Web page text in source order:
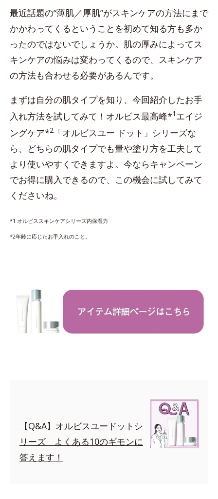
最近話題の“薄肌／厚肌”がスキンケアの方法にまで
かかわってくるということを初めて知る方も多か
ったのではないでしょうか。肌の厚みによってス
キンケアの悩みは変わってくるので、スキンケア
の方法も合わせる必要があるんです。
まずは自分の肌タイプを知り、今回紹介したお手
入れ方法を試してみて！オルビス最高峰*1 エイジ
ングケア*2 「オルビスユー ドット」シリーズな
ら、どちらの肌タイプでも量や塗り方を工夫して
より使いやすくできますよ。今ならキャンペーン
でお得に購入できるので、この機会に試してみて
くださいね。
*1 オルビススキンケアシリーズ内保湿力
*2年齢に応じたお手入れのこと。
【Q&A】オルビスユードットシ
リーズ よくある10のギモンに
答えます！